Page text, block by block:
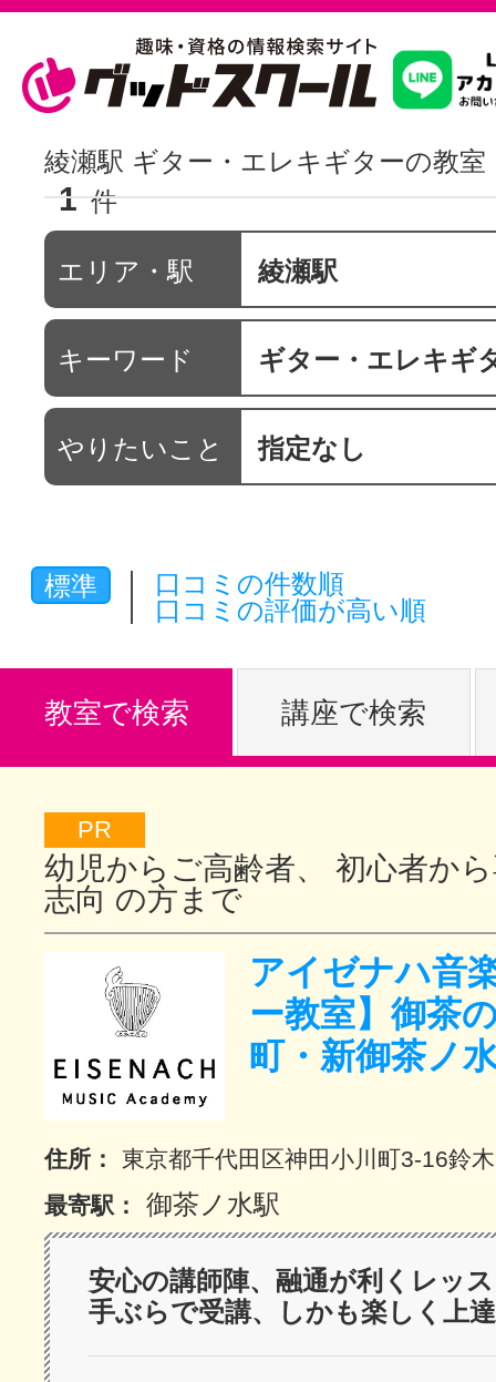
習いたいこ
スクールを
駅・路線か
通信講座を
グッドスク
掲載のお問
サイトマッ
綾瀬駅 ギター・エレキギターの教室
1 件
エリア・駅 綾瀬駅
キーワード ギター・エレキギ
やりたいこと 指定なし
標準
口コミの件数順
口コミの評価が高い順
教室で検索 講座で検索
PR
幼児からご高齢者、 初心者か
志向 の方まで
アイゼナハ音
ー教室】御茶
町・新御茶ノ
住所：
東京都千代田区神田小川町3-16鈴
最寄駅：
御茶ノ水駅
安心の講師陣、融通が利くレッ
手ぶらで受講、しかも楽しく上